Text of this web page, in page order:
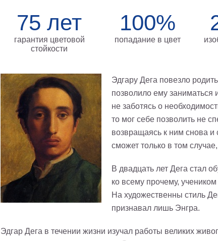
75 лет
гарантия цветовой
стойкости
100%
попадание в цвет
Эдгару Дега повезло
позволило ему заниматься
не заботясь о
то мог себе позволить не
возвращаясь к ним снова и
сможет только в том
В двадцать лет Дега стал
ко всему прочему,
На художественны стиль
признавал лишь Энгра.
Эдгар Дега в течении жизни изучал работы великих